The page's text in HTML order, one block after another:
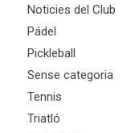
Noticies del Club
Pádel
Pickleball
Sense categoria
Tennis
Triatló